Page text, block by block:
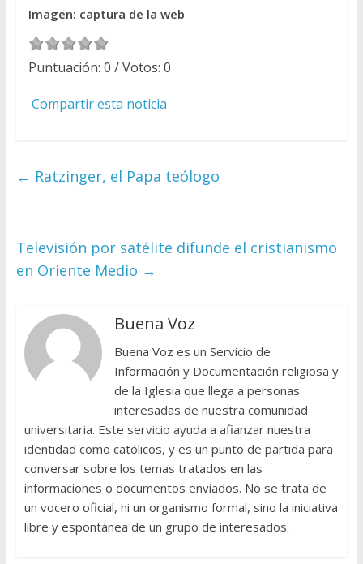
Imagen: captura de la web
Puntuación: 0 / Votos: 0
Compartir esta noticia
← Ratzinger, el Papa teólogo
Televisión por satélite difunde el cristianismo
en Oriente Medio →
Buena Voz
Buena Voz es un Servicio de
Información y Documentación religiosa y
de la Iglesia que llega a personas
interesadas de nuestra comunidad
universitaria. Este servicio ayuda a afianzar nuestra
identidad como católicos, y es un punto de partida para
conversar sobre los temas tratados en las
informaciones o documentos enviados. No se trata de
un vocero oficial, ni un organismo formal, sino la iniciativa
libre y espontánea de un grupo de interesados.